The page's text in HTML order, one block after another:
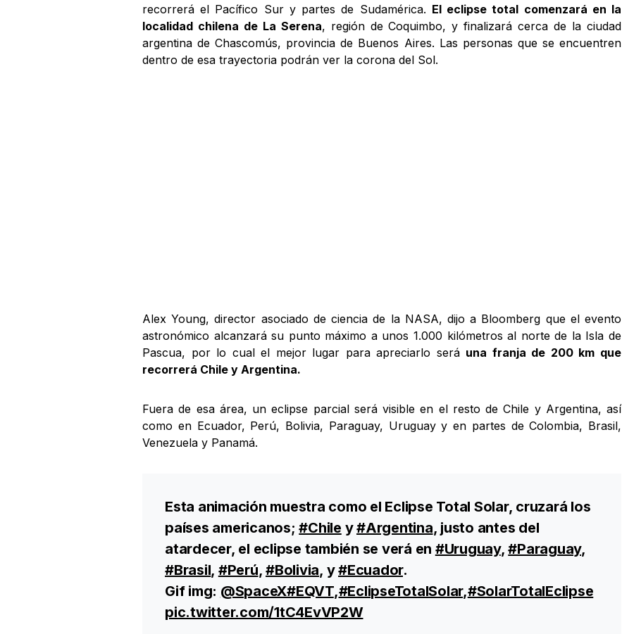
recorrerá el Pacífico Sur y partes de Sudamérica. El eclipse total comenzará en la
localidad chilena de La Serena, región de Coquimbo, y finalizará cerca de la ciudad
argentina de Chascomús, provincia de Buenos Aires. Las personas que se encuentren
dentro de esa trayectoria podrán ver la corona del Sol.
Alex Young, director asociado de ciencia de la NASA, dijo a Bloomberg que el evento
astronómico alcanzará su punto máximo a unos 1.000 kilómetros al norte de la Isla de
Pascua, por lo cual el mejor lugar para apreciarlo será una franja de 200 km que
recorrerá Chile y Argentina.
Fuera de esa área, un eclipse parcial será visible en el resto de Chile y Argentina, así
como en Ecuador, Perú, Bolivia, Paraguay, Uruguay y en partes de Colombia, Brasil,
Venezuela y Panamá.
Esta animación muestra como el Eclipse Total Solar, cruzará los
países americanos;#Chile y#Argentina, justo antes del
atardecer, el eclipse también se verá en #Uruguay,#Paraguay,
#Brasil, #Perú, #Bolivia, y#Ecuador.
Gif img: @SpaceX#EQVT,#EclipseTotalSolar,#SolarTotalEclipse
pic.twitter.com/1tC4EvVP2W